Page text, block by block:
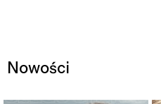
Nowości